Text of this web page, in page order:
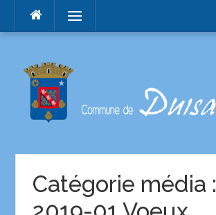
Menu
Catégorie média :